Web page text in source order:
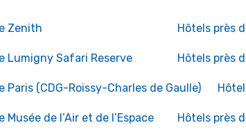
Zenith Hôtels près
Lumigny Safari Reserve Hôtels près
Paris (CDG-Roissy-Charles de Gaulle)
Musée de l’Air et de l’Espace Hôtels près